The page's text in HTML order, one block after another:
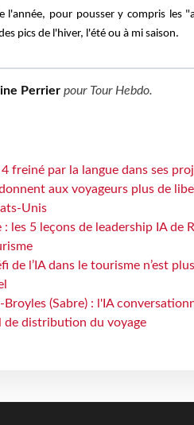
l'année, pour pousser y compris les
pics de l'hiver, l'été ou à mi saison.
Perrierpour Tour Hebdo.
freiné par la langue dans ses
aux voyageurs plus de
Unis
: les 5 leçons de leadership IA de
de l’IA dans le tourisme n’est
Broyles (Sabre) : l'IA
de distribution du voyage